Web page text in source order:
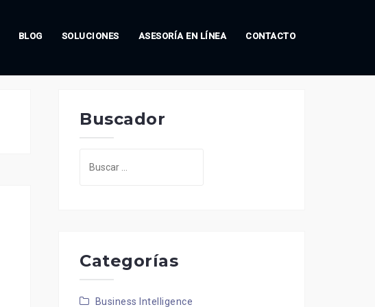
BLOG SOLUCIONES ASESORÍA EN LÍNEA CONTACTO
Buscador
Categorías
Business Intelligence